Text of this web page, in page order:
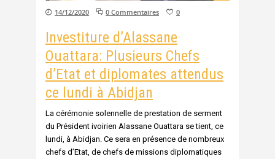
14/12/2020 0 Commentaires 0
Investiture d’Alassane
Ouattara: Plusieurs Chefs
d’Etat et diplomates attendus
ce lundi à Abidjan
La cérémonie solennelle de prestation de serment
du Président ivoirien Alassane Ouattara se tient, ce
lundi, à Abidjan. Ce sera en présence de nombreux
chefs d’Etat, de chefs de missions diplomatiques